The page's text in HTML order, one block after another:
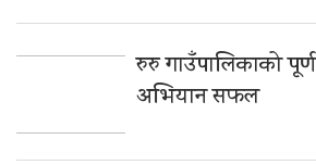
रुरु गाउँपालिकाको पूर्ण
अभियान सफल